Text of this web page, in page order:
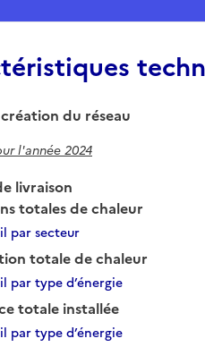
du réseau
l'année 2024
livraison
totales de chaleur
par secteur
totale de chaleur
par type d’énergie
totale installée
par type d’énergie